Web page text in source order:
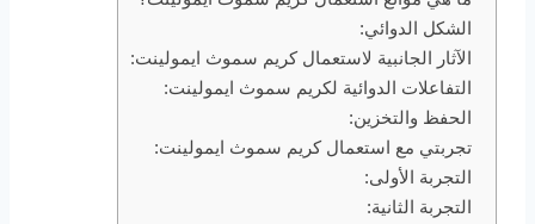
الشكل الدوائي:
الآثار الجانبية لاستعمال كريم سموث ايمولينت:
التفاعلات الدوائية لكريم سموث ايمولينت:
الحفظ والتخزين:
تجربتي مع استعمال كريم سموث ايمولينت:
التجربة الأولى:
التجربة الثانية: